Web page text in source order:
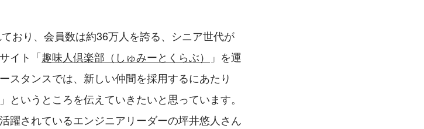
おり、会員数は約36万人を誇る、シニア世代が
イト「趣味人倶楽部（しゅみーとくらぶ）
」を運
スタンスでは、新しい仲間を採用するにあたり
というところを伝えていきたいと思っています。
躍されているエンジニアリーダーの坪井悠人さん